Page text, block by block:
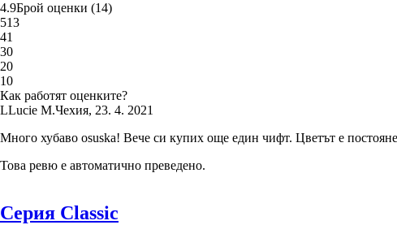
4.9Брой оценки (14)
513
41
30
20
10
Как работят оценките?
LLucie M.Чехия, 23. 4. 2021
Много хубаво osuska! Вече си купих още един чифт. Цветът е
Това ревю е автоматично преведено.
Серия Classic